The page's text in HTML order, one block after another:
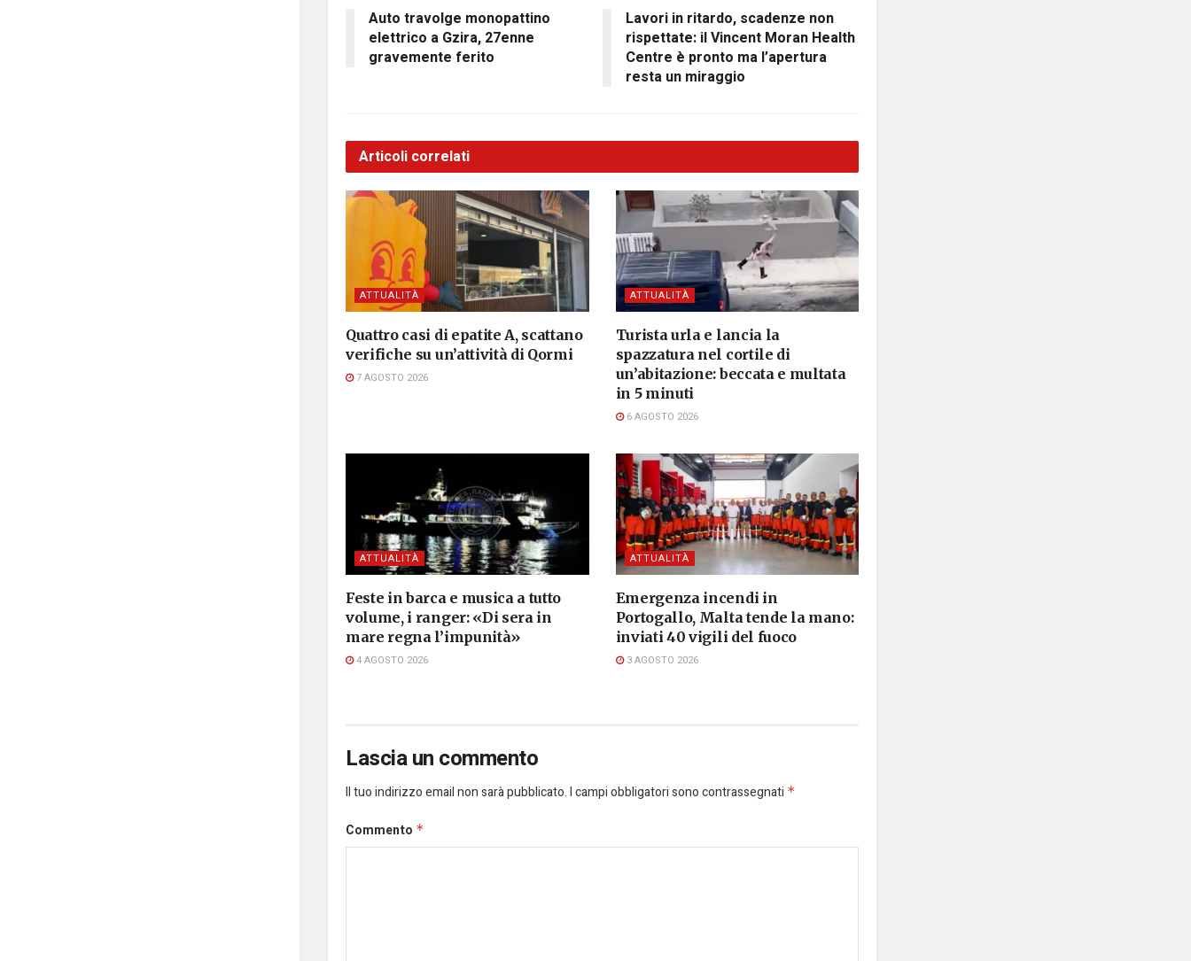
Auto travolge monopattino
elettrico a Gzira, 27enne
gravemente ferito
Lavori in ritardo, scadenze non
rispettate: il Vincent Moran Health
Centre è pronto ma l’apertura
resta un miraggio
Articoli correlati
ATTUALITÀ
Quattro casi di epatite A, scattano
verifiche su un’attività di Qormi
7 AGOSTO 2026
ATTUALITÀ
Turista urla e lancia la
spazzatura nel cortile di
un’abitazione: beccata e multata
in 5 minuti
6 AGOSTO 2026
ATTUALITÀ
Feste in barca e musica a tutto
volume, i ranger: «Di sera in
mare regna l’impunità»
4 AGOSTO 2026
ATTUALITÀ
Emergenza incendi in
Portogallo, Malta tende la mano:
inviati 40 vigili del fuoco
3 AGOSTO 2026
Lascia un commento
Il tuo indirizzo email non sarà pubblicato.I campi obbligatori sono contrassegnati *
Commento *